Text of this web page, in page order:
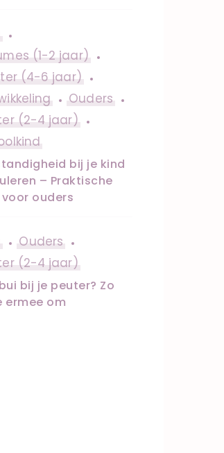
(1-2 jaar)
(4-6 jaar)
Ouders
(2-4 jaar)
bij je kind
– Praktische
ouders
Ouders
(2-4 jaar)
bij je peuter? Zo
ermee om